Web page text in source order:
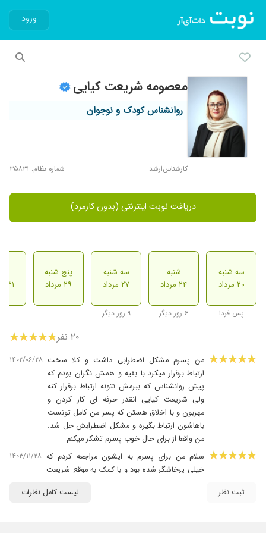
ورود
معصومه شریعت کیایی
روانشناس کودک و نوجوان
کارشناس‌ارشد شماره نظام: ۳۵۸۳۱
دریافت نوبت اینترنتی (بدون کارمزد)
سه شنبه
۲۰ مرداد
پس فردا
شنبه
۲۴ مرداد
۶ روز دیگر
سه شنبه
۲۷ مرداد
۹ روز دیگر
پنج شنبه
۲۹ مرداد
۳۱ مرداد
۲۰ نفر
من پسرم مشکل اضطرابی داشت و کلا سخت
ارتباط برقرار میکرد با بقیه و همش نگران بودم که
پیش روانشناس که ببرمش نتونه ارتباط برقرار کنه
ولی شریعت کیایی انقدر حرفه ای کار کردن و
مهربون و با اخلاق هستن که پسر من کامل تونست
باهاشون ارتباط بگیره و مشکل اضطرابش حل شد.
من واقعا از برای حال خوب پسرم تشکر میکنم
۱۴۰۲/۰۶/۲۸
سلام من برای پسرم به ایشون مراجعه کردم که
خیلی پرخاشگر شده بود و با کمک به موقع شریعت
۱۴۰۳/۱۱/۲۸
۱۴۰۴/۰۷/۱۰
ثبت نظر لیست کامل نظرات